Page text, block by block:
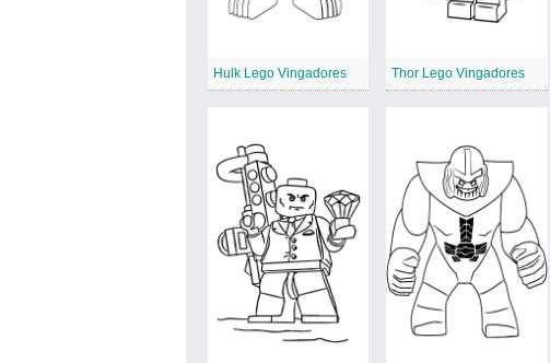
Hulk Lego Vingadores Thor Lego Vingadores